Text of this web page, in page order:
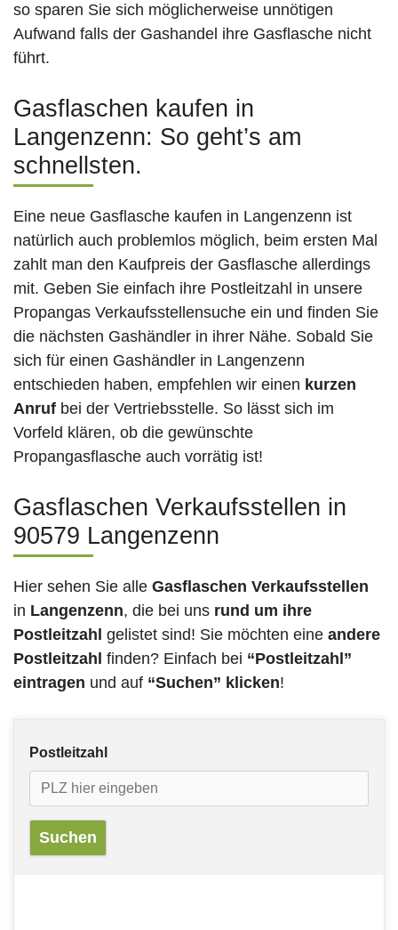
so sparen Sie sich möglicherweise unnötigen
Aufwand falls der Gashandel ihre Gasflasche nicht
führt.
Gasflaschen kaufen in
Langenzenn: So geht’s am
schnellsten.
Eine neue Gasflasche kaufen in Langenzenn ist
natürlich auch problemlos möglich, beim ersten Mal
zahlt man den Kaufpreis der Gasflasche allerdings
mit. Geben Sie einfach ihre Postleitzahl in unsere
Propangas Verkaufsstellensuche ein und finden Sie
die nächsten Gashändler in ihrer Nähe. Sobald Sie
sich für einen Gashändler in Langenzenn
entschieden haben, empfehlen wir einen kurzen
Anruf bei der Vertriebsstelle. So lässt sich im
Vorfeld klären, ob die gewünschte
Propangasflasche auch vorrätig ist!
Gasflaschen Verkaufsstellen in
90579 Langenzenn
Hier sehen Sie alle Gasflaschen Verkaufsstellen
in Langenzenn, die bei uns rund um ihre
Postleitzahl gelistet sind! Sie möchten eine andere
Postleitzahl finden? Einfach bei “Postleitzahl”
eintragen und auf “Suchen” klicken!
Postleitzahl